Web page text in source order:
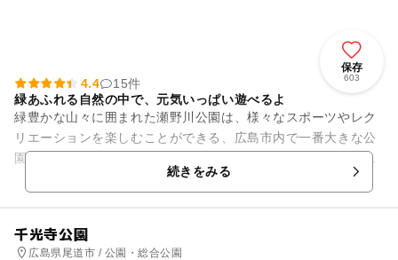
保存
603
4.4
15件
緑あふれる自然の中で、元気いっぱい遊べるよ
緑豊かな山々に囲まれた瀬野川公園は、様々なスポーツやレク
リエーションを楽しむことができる、広島市内で一番大きな公
園です。ちびっこランドの遊具ではローラー滑り台やトンネル
を楽しんで、少し大きなお兄...続きをみる
千光寺公園
広島県尾道市 / 公園・総合公園